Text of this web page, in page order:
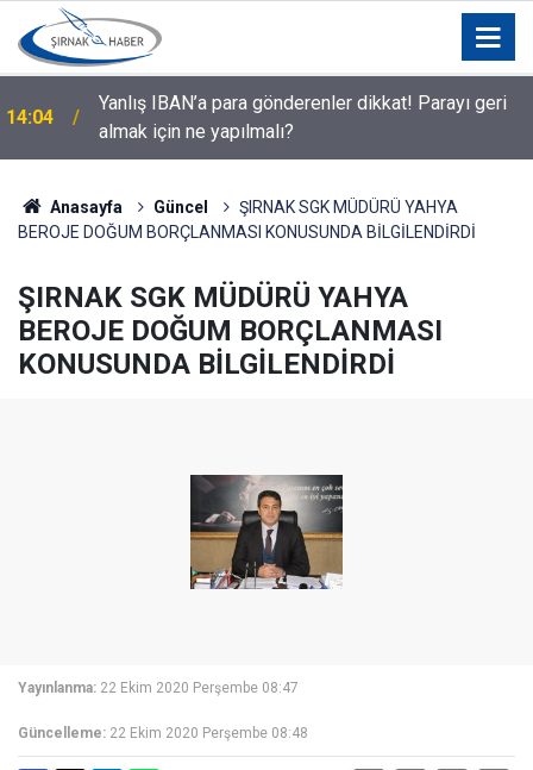
14:04
Yanlış IBAN’a para gönderenler dikkat! Parayı geri
almak için ne yapılmalı?
Anasayfa Güncel
ŞIRNAK SGK MÜDÜRÜ YAHYA
BEROJE DOĞUM BORÇLANMASI KONUSUNDA BİLGİLENDİRDİ
ŞIRNAK SGK MÜDÜRÜ YAHYA
BEROJE DOĞUM BORÇLANMASI
KONUSUNDA BİLGİLENDİRDİ
Yayınlanma: 22 Ekim 2020 Perşembe 08:47
Güncelleme: 22 Ekim 2020 Perşembe 08:48